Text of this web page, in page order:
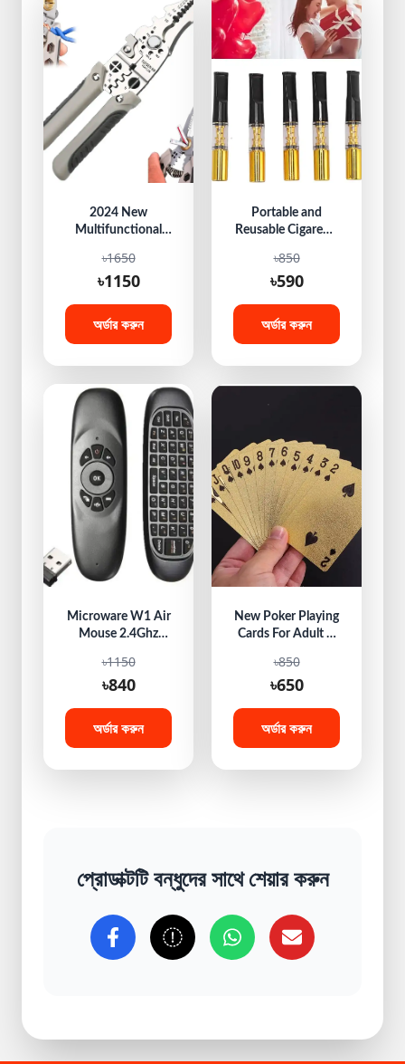
2024 New
Multifunctional
Stripper Crimper
Cable Cutter Pliers,
Electrical Wire
Stripping Tool, Self
Stripper and Cutter
for Electrical Cable
Cutting, Crimping
Tool
৳1650
৳1150
অর্ডার করুন
Portable and
Reusable Cigarette
Reduces Tar and
Smoke for
৳850
৳590
অর্ডার করুন
Microware W1 Air
Mouse 2.4Ghz
Keyboard with
Mouse Game
Remote Control for
Smart TV, Android
IPTV, Media Player
৳1150
৳840
অর্ডার করুন
New Poker Playing
Cards For Adult &
Game[Golden]
৳850
৳650
অর্ডার করুন
প্রোডাক্টটি বন্ধুদের সাথে শেয়ার করুন